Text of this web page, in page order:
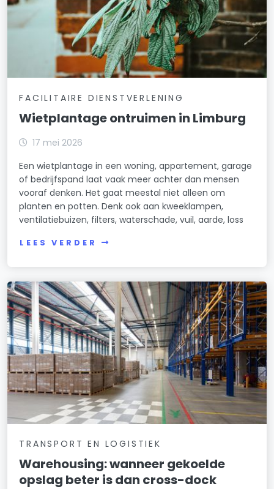
FACILITAIRE DIENSTVERLENING
Wietplantage ontruimen in Limburg
17 mei 2026
Een wietplantage in een woning, appartement, garage
of bedrijfspand laat vaak meer achter dan mensen
vooraf denken. Het gaat meestal niet alleen om
planten en potten. Denk ook aan kweeklampen,
ventilatiebuizen, filters, waterschade, vuil, aarde, loss
LEES VERDER
TRANSPORT EN LOGISTIEK
Warehousing: wanneer gekoelde
opslag beter is dan cross-dock